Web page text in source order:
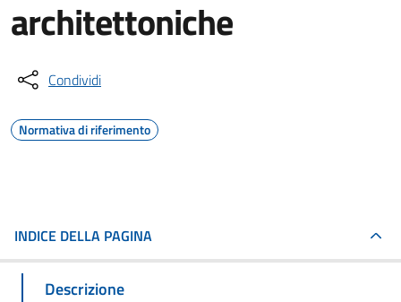
architettoniche
Condividi
Normativa di riferimento
INDICE DELLA PAGINA
Descrizione